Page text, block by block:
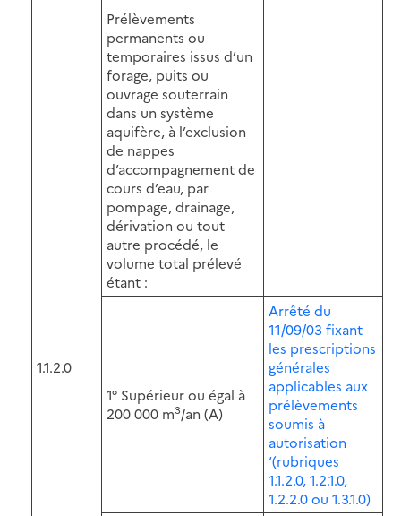
1.1.2.0
Prélèvements
permanents ou
temporaires issus d’un
forage, puits ou
ouvrage souterrain
dans un système
aquifère, à l’exclusion
de nappes
d’accompagnement de
cours d’eau, par
pompage, drainage,
dérivation ou tout
autre procédé, le
volume total prélevé
étant :
1° Supérieur ou égal à
200 000 m3/an (A)
Arrêté du
11/09/03 fixant
les prescriptions
générales
applicables aux
prélèvements
soumis à
autorisation
‘(rubriques
1.1.2.0, 1.2.1.0,
1.2.2.0 ou 1.3.1.0)